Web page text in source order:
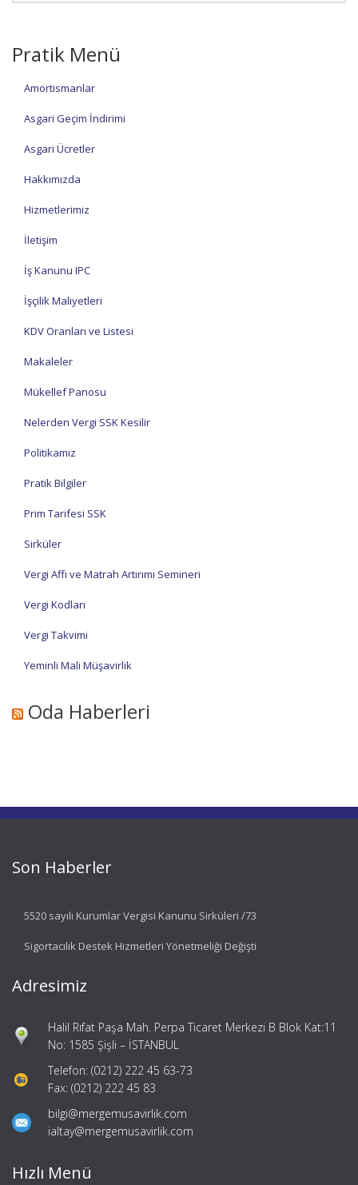
Pratik Menü
Amortismanlar
Asgari Geçim İndirimi
Asgari Ücretler
Hakkımızda
Hizmetlerimiz
İletişim
İş Kanunu IPC
İşçilik Maliyetleri
KDV Oranları ve Listesi
Makaleler
Mükellef Panosu
Nelerden Vergi SSK Kesilir
Politikamız
Pratik Bilgiler
Prim Tarifesi SSK
Sirküler
Vergi Affı ve Matrah Artırımı Semineri
Vergi Kodları
Vergi Takvimi
Yeminli Mali Müşavirlik
Oda Haberleri
Son Haberler
5520 sayılı Kurumlar Vergisi Kanunu Sirküleri /73
Sigortacılık Destek Hizmetleri Yönetmeliği Değişti
Adresimiz
Halil Rıfat Paşa Mah. Perpa Ticaret Merkezi B Blok Kat:11
No: 1585 Şişli – İSTANBUL
Telefon: (0212) 222 45 63-73
Fax: (0212) 222 45 83
bilgi@mergemusavirlik.com
ialtay@mergemusavirlik.com
Hızlı Menü